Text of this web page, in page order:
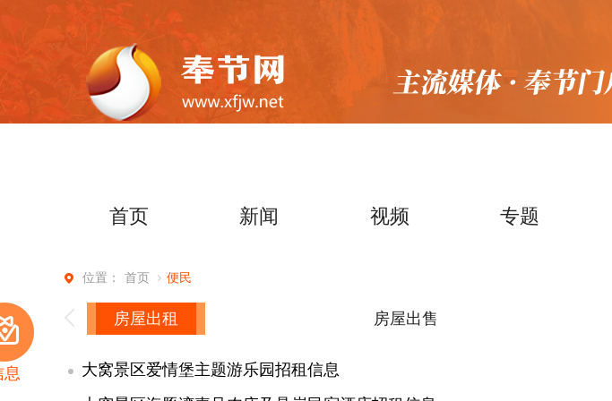
首页 新闻 视频 专题
位置： 首页 便民
息
房屋出租 房屋出售
大窝景区爱情堡主题游乐园招租信息